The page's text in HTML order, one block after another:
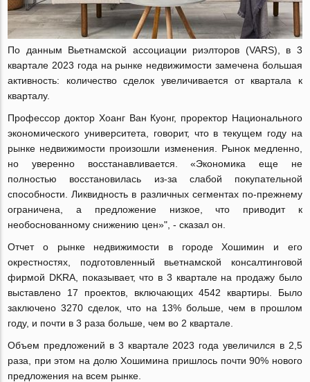
По данным Вьетнамской ассоциации риэлторов (VARS), в 3
квартале 2023 года на рынке недвижимости замечена большая
активность: количество сделок увеличивается от квартала к
кварталу.
Профессор доктор Хоанг Ван Куонг, проректор Национального
экономического университета, говорит, что в текущем году на
рынке недвижимости произошли изменения. Рынок медленно,
но уверенно восстанавливается. «Экономика еще не
полностью восстановилась из-за слабой покупательной
способности. Ликвидность в различных сегментах по-прежнему
ограничена, а предложение низкое, что приводит к
необоснованному снижению цен»", - сказал он.
Отчет о рынке недвижимости в городе Хошимин и его
окрестностях, подготовленный вьетнамской консалтинговой
фирмой DKRA, показывает, что в 3 квартале на продажу было
выставлено 17 проектов, включающих 4542 квартиры. Было
заключено 3270 сделок, что на 13% больше, чем в прошлом
году, и почти в 3 раза больше, чем во 2 квартале.
Объем предложений в 3 квартале 2023 года увеличился в 2,5
раза, при этом на долю Хошимина пришлось почти 90% нового
предложения на всем рынке.